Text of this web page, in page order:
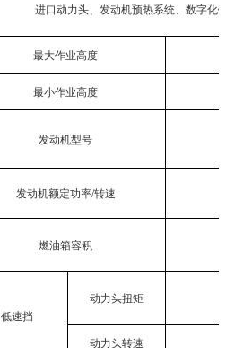
进口动力头、发动机预热系统、数字化钻
最大作业高度
最小作业高度
发动机型号
发动机额定功率/转速
燃油箱容积
低速挡
动力头扭矩
动力头转速